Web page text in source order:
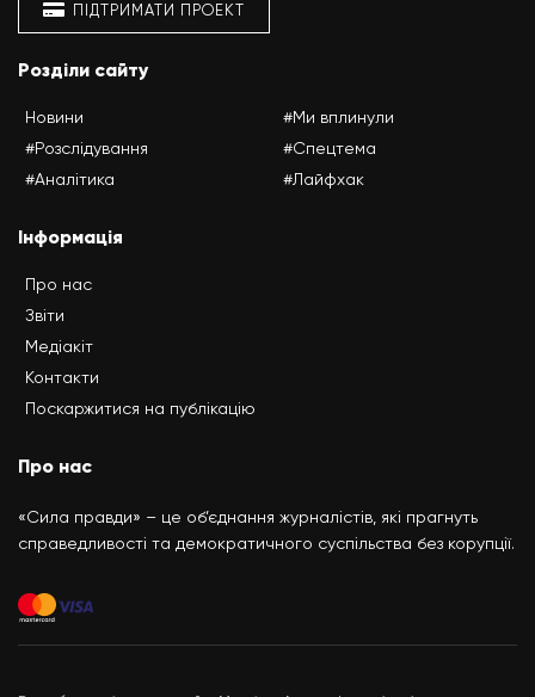
ПІДТРИМАТИ ПРОЕКТ
Розділи сайту
Новини
#Розслідування
#Аналітика
#Ми вплинули
#Спецтема
#Лайфхак
Інформація
Про нас
Звіти
Медіакіт
Контакти
Поскаржитися на публікацію
Про нас
«Сила правди» – це об’єднання журналістів, які прагнуть
справедливості та демократичного суспільства без корупції.